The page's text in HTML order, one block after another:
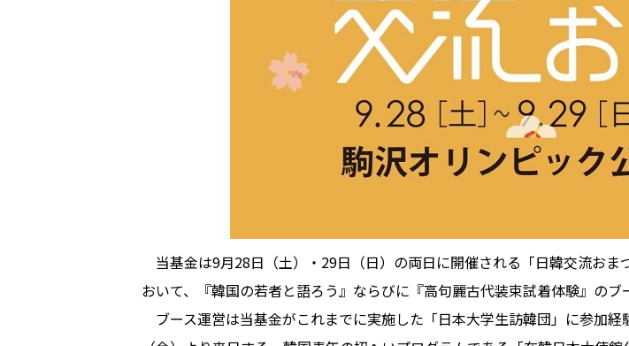
当基金は9月28日（土）・29日（日）の両日に開催される「日韓交流お
おいて、『韓国の若者と語ろう』ならびに『高句麗古代装束試着体験』のブ
ブース運営は当基金がこれまでに実施した「日本大学生訪韓団」に参加